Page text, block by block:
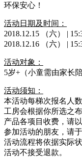
环保安心！
活动日期及时间：
2018.12.15 （六） |
2018.12.16 （六） |
活动对象：
5岁+（小童需由家长
活动须知：
本活动每梯次报名人
工房会根据你所选之
产品各项目收费，请以
参加活动的朋友，请
活动流程将依据实际
活动不接受退款。